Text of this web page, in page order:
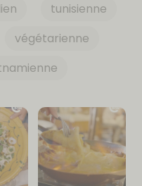
tunisienne
végétarienne